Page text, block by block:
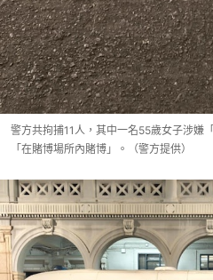
警方共拘捕11人，其中一名55歲女子涉嫌
「在賭博場所內賭博」。（警方提供）